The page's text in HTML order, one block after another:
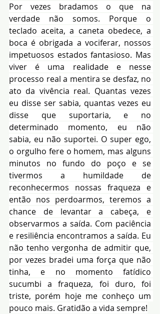
Por vezes bradamos o que na
verdade não somos. Porque o
teclado aceita, a caneta obedece, a
boca é obrigada a vociferar, nossos
impetuosos estados fantasioso. Mas
viver é uma realidade e nesse
processo real a mentira se desfaz, no
ato da vivência real. Quantas vezes
eu disse ser sabia, quantas vezes eu
disse que suportaria, e no
determinado momento, eu não
sabia, eu não suportei. O super ego,
o orgulho fere o homem, mas alguns
minutos no fundo do poço e se
tivermos a humildade de
reconhecermos nossas fraqueza e
então nos perdoarmos, teremos a
chance de levantar a cabeça, e
observarmos a saída. Com paciência
e resiliência encontramos a saída. Eu
não tenho vergonha de admitir que,
por vezes bradei uma força que não
tinha, e no momento fatídico
sucumbi a fraqueza, foi duro, foi
triste, porém hoje me conheço um
pouco mais. Gratidão a vida sempre!